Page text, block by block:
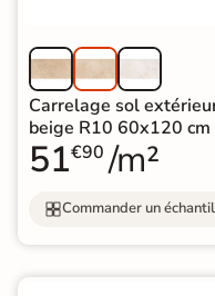
Carrelage sol
beige R10 60x120 cm
51€90 /m²
Commander un